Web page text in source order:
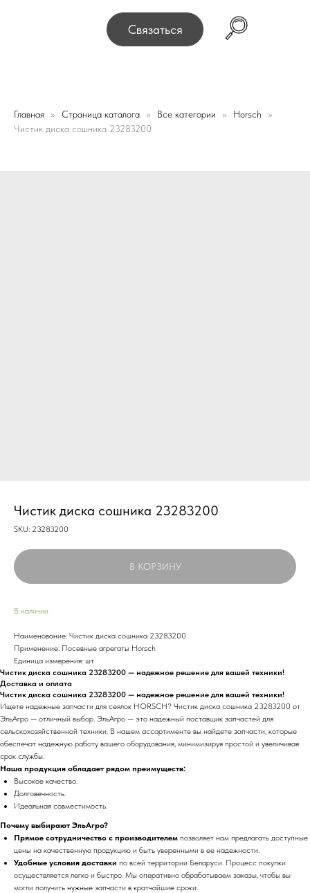
Связаться
220075, г. Минск, переулок Промышленный 16,
Главная Страница каталога Все категории
Horsch
Чистик диска сошника 23283200
Чистик диска сошника 23283200
SKU: 23283200
В КОРЗИНУ
В наличии
Наименование: Чистик диска сошника 23283200
Применение: Посевные агрегаты Horsch
Единица измерения: шт
Чистик диска сошника 23283200 — надежное решение для вашей техники!
Доставка и оплата
Чистик диска сошника 23283200 — надежное решение для вашей техники!
Ищете надежные запчасти для сеялок HORSCH? Чистик диска сошника 23283200 от
ЭльАгро — отличный выбор. ЭльАгро — это надежный поставщик запчастей для
сельскохозяйственной техники. В нашем ассортименте вы найдете запчасти, которые
обеспечат надежную работу вашего оборудования, минимизируя простой и увеличивая
срок службы.
Наша продукция обладает рядом преимуществ:
Высокое качество.
Долговечность.
Идеальная совместимость.
Почему выбирают ЭльАгро?
Прямое сотрудничество с производителем позволяет нам предлагать доступные
цены на качественную продукцию и быть уверенными в ее надежности.
Удобные условия доставки по всей территории Беларуси. Процесс покупки
осуществляется легко и быстро. Мы оперативно обрабатываем заказы, чтобы вы
могли получить нужные запчасти в кратчайшие сроки.